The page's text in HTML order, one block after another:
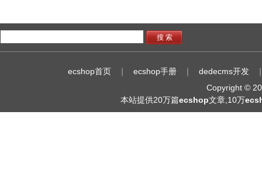
搜 索
ecshop首页 ｜ ecshop手册 ｜ dedecms开发
Copyright ©
本站提供20万篇ecshop文章,10万